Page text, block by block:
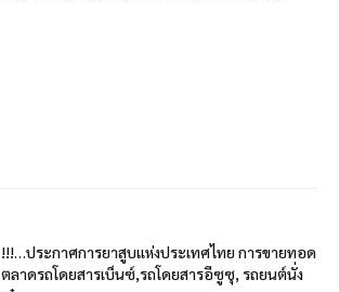
!!!…ประกาศการยาสูบแห่งประเทศไทย การขายทอด
ตลาดรถโดยสารเบ็นซ์,รถโดยสารอีซูซุ, รถยนต์นั่ง